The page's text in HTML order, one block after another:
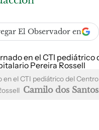
El Observador en
en el CTI pediátrico del Centro
Camilo dos Santos